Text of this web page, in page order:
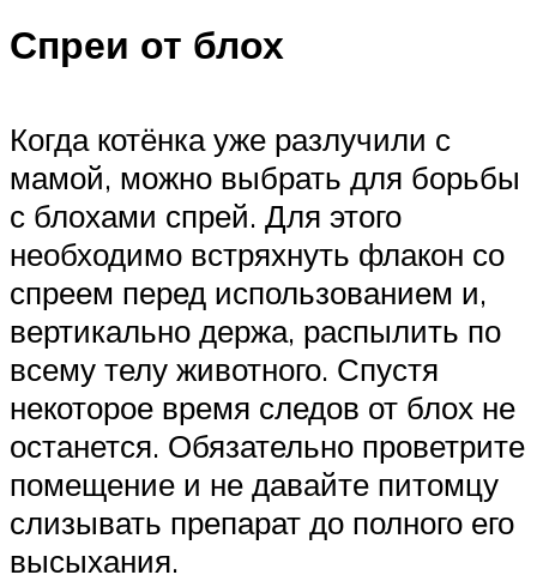
Спреи от блох
Когда котёнка уже разлучили с
мамой, можно выбрать для борьбы
с блохами спрей. Для этого
необходимо встряхнуть флакон со
спреем перед использованием и,
вертикально держа, распылить по
всему телу животного. Спустя
некоторое время следов от блох не
останется. Обязательно проветрите
помещение и не давайте питомцу
слизывать препарат до полного его
высыхания.